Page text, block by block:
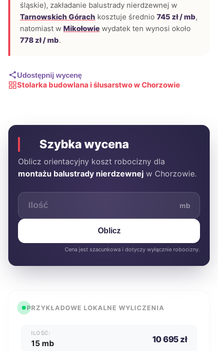
śląskie), zakładanie balustrady nierdzewnej w
Tarnowskich Górach kosztuje średnio 745 zł / mb,
natomiast w Mikołowie wydatek ten wynosi około
778 zł / mb.
Udostępnij wycenę
Stolarka budowlana i ślusarstwo w Chorzowie
Szybka wycena
Oblicz orientacyjny koszt robocizny dla
montażu balustrady nierdzewnej w Chorzowie.
mb
Oblicz
Cena jest szacunkowa i dotyczy wyłącznie robocizny.
PRZYKŁADOWE LOKALNE WYLICZENIA
ILOŚĆ:
15 mb 10 695 zł